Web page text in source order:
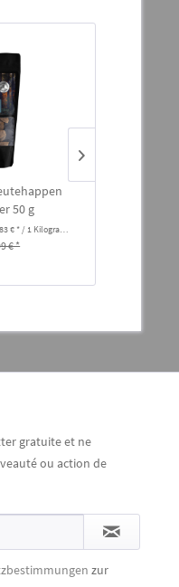
50 g
€ * / 1 Kilogramm)
€ *
gratuite et ne
ou action de
zur